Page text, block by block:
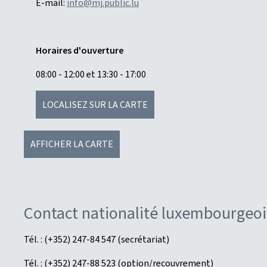
E-mail: info@mj.public.lu
Horaires d'ouverture
08:00 - 12:00 et 13:30 - 17:00
LOCALISEZ SUR LA CARTE
AFFICHER LA CARTE
Contact nationalité
Tél. : (+352) 247-84 547 (secrétariat)
Tél. : (+352) 247-88 523 (option/recouvrement)